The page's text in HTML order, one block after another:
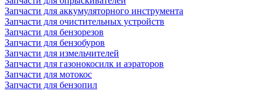
Запчасти для аккумуляторного инструмента
Запчасти для очистительных устройств
Запчасти для бензорезов
Запчасти для бензобуров
Запчасти для измельчителей
Запчасти для газонокосилк и аэраторов
Запчасти для мотокос
Запчасти для бензопил